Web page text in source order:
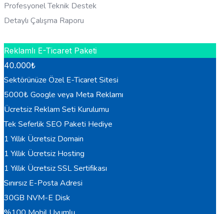
Profesyonel Teknik Destek
Detaylı Çalışma Raporu
Reklamlı E-Ticaret Paketi
40.000₺
Sektörünüze Özel E-Ticaret Sitesi
5000₺ Google veya Meta Reklamı
Ücretsiz Reklam Seti Kurulumu
Tek Seferlik SEO Paketi Hediye
1 Yıllık Ücretsiz Domain
1 Yıllık Ücretsiz Hosting
1 Yıllık Ücretsiz SSL Sertifikası
Sınırsız E-Posta Adresi
30GB NVM-E Disk